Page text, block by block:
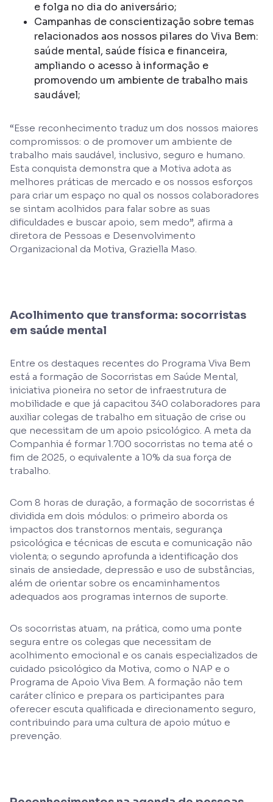
e folga no dia do aniversário;
Campanhas de conscientização sobre temas
relacionados aos nossos pilares do Viva Bem:
saúde mental, saúde física e financeira,
ampliando o acesso à informação e
promovendo um ambiente de trabalho mais
saudável;
“Esse reconhecimento traduz um dos nossos maiores
compromissos: o de promover um ambiente de
trabalho mais saudável, inclusivo, seguro e humano.
Esta conquista demonstra que a Motiva adota as
melhores práticas de mercado e os nossos esforços
para criar um espaço no qual os nossos colaboradores
se sintam acolhidos para falar sobre as suas
dificuldades e buscar apoio, sem medo”, afirma a
diretora de Pessoas e Desenvolvimento
Organizacional da Motiva, Graziella Maso.
Acolhimento que transforma: socorristas
em saúde mental
Entre os destaques recentes do Programa Viva Bem
está a formação de Socorristas em Saúde Mental,
iniciativa pioneira no setor de infraestrutura de
mobilidade e que já capacitou 340 colaboradores para
auxiliar colegas de trabalho em situação de crise ou
que necessitam de um apoio psicológico. A meta da
Companhia é formar 1.700 socorristas no tema até o
fim de 2025, o equivalente a 10% da sua força de
trabalho.
Com 8 horas de duração, a formação de socorristas é
dividida em dois módulos: o primeiro aborda os
impactos dos transtornos mentais, segurança
psicológica e técnicas de escuta e comunicação não
violenta; o segundo aprofunda a identificação dos
sinais de ansiedade, depressão e uso de substâncias,
além de orientar sobre os encaminhamentos
adequados aos programas internos de suporte.
Os socorristas atuam, na prática, como uma ponte
segura entre os colegas que necessitam de
acolhimento emocional e os canais especializados de
cuidado psicológico da Motiva, como o NAP e o
Programa de Apoio Viva Bem. A formação não tem
caráter clínico e prepara os participantes para
oferecer escuta qualificada e direcionamento seguro,
contribuindo para uma cultura de apoio mútuo e
prevenção.